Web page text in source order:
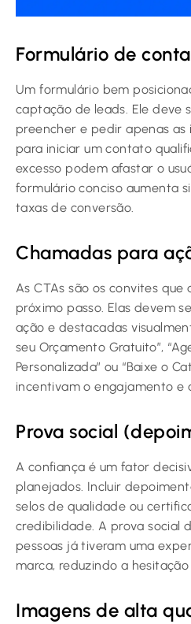
Formulário de
Um formulário bem
captação de leads. Ele deve
preencher e pedir apenas as
para iniciar um contato
excesso podem afastar o
formulário conciso aumenta
taxas de conversão.
Chamadas para
As CTAs são os convites que
próximo passo. Elas devem
ação e destacadas
seu Orçamento Gratuito”,
Personalizada” ou “Baixe o
incentivam o engajamento e
Prova social
A confiança é um fator
planejados. Incluir
selos de qualidade ou
credibilidade. A prova social
pessoas já tiveram uma
marca, reduzindo a
Imagens de alta